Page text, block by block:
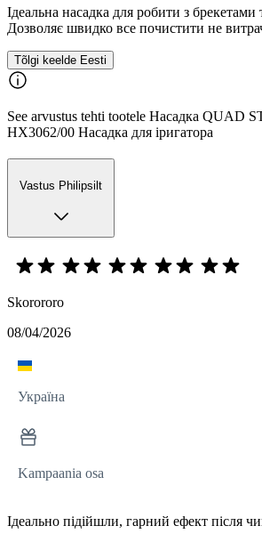
Ідеальна насадка для робити з брекетами
Дозволяє швидко все почистити не
Tõlgi keelde Eesti
See arvustus tehti tootele Насадка QUAD
HX3062/00 Насадка для іригатора
Vastus Philipsilt
Skorororo
08/04/2026
Україна
Kampaania osa
Ідеально підійшли, гарний ефект після